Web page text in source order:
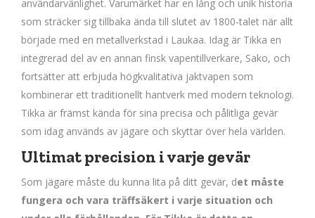
användarvänlighet. Varumärket har en lång och unik historia
som sträcker sig tillbaka ända till slutet av 1800-talet när allt
började med en metallverkstad i Laukaa. Idag är Tikka en
integrerad del av en annan finsk vapentillverkare, Sako, och
fortsätter att erbjuda högkvalitativa jaktvapen som
kombinerar ett traditionellt hantverk med modern teknologi.
Tikka är främst kända för sina precisa och pålitliga gevär
som idag används av jägare och skyttar över hela världen.
Ultimat precision i varje gevär
Som jägare måste du kunna lita på ditt gevär, det måste
fungera och vara träffsäkert i varje situation och